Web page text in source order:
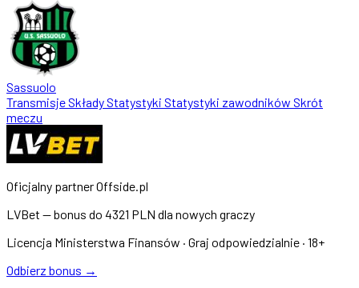
Sassuolo
TransmisjeSkładyStatystyki Statystyki zawodników Skrót
meczu
Oficjalny partner Offside.pl
LVBet — bonus do 4321 PLN dla nowych graczy
Licencja Ministerstwa Finansów · Graj odpowiedzialnie · 18+
Odbierz bonus →